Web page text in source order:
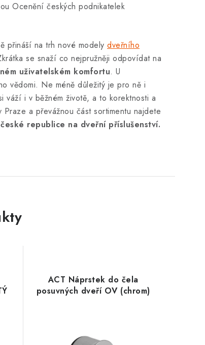
Ocenění českých podnikatelek
přináší na trh nové modely dveřního
se snaží co nejpružněji odpovídat na
uživatelském komfortu. U
vědomi. Ne méně důležitý je pro ně i
i v běžném životě, a to korektnosti a
a převážnou část sortimentu najdete
republice na dveřní příslušenství.
ACT Náprstek do čela
posuvných dveří OV (chrom)